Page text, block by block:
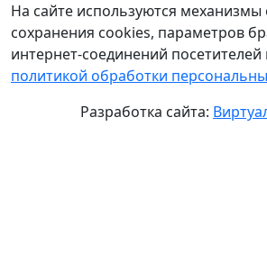
На сайте используются механизмы
сохранения cookies, параметров
интернет-соединений посетителей
политикой обработки
Разработка сайта: